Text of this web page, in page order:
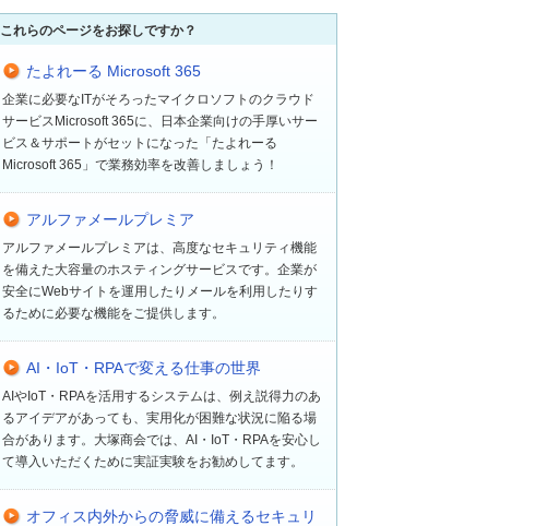
これらのページをお探しですか？
たよれーる Microsoft 365
企業に必要なITがそろったマイクロソフトのクラウド
サービスMicrosoft 365に、日本企業向けの手厚いサー
ビス＆サポートがセットになった「たよれーる
Microsoft 365」で業務効率を改善しましょう！
アルファメールプレミア
アルファメールプレミアは、高度なセキュリティ機能
を備えた大容量のホスティングサービスです。企業が
安全にWebサイトを運用したりメールを利用したりす
るために必要な機能をご提供します。
AI・IoT・RPAで変える仕事の世界
AIやIoT・RPAを活用するシステムは、例え説得力のあ
るアイデアがあっても、実用化が困難な状況に陥る場
合があります。大塚商会では、AI・IoT・RPAを安心し
て導入いただくために実証実験をお勧めしてます。
オフィス内外からの脅威に備えるセキュリ